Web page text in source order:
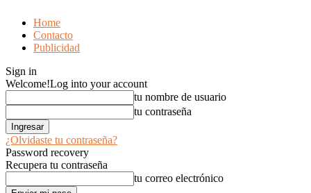
Home
Contacto
Publicidad
Sign in
Welcome!Log into your account
tu nombre de usuario
tu contraseña
¿Olvidaste tu contraseña?
Password recovery
Recupera tu contraseña
tu correo electrónico